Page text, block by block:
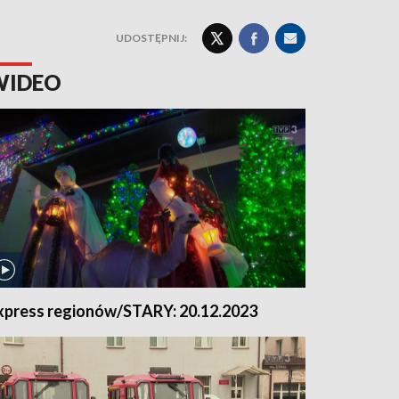
UDOSTĘPNIJ:
regionów/STARY: 20.12.2023